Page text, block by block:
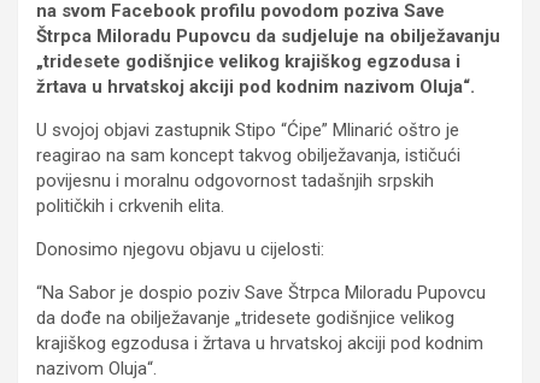
na svom Facebook profilu povodom poziva Save
Štrpca Miloradu Pupovcu da sudjeluje na obilježavanju
„tridesete godišnjice velikog krajiškog egzodusa i
žrtava u hrvatskoj akciji pod kodnim nazivom Oluja“.
U svojoj objavi zastupnik Stipo “Ćipe” Mlinarić oštro je
reagirao na sam koncept takvog obilježavanja, ističući
povijesnu i moralnu odgovornost tadašnjih srpskih
političkih i crkvenih elita.
Donosimo njegovu objavu u cijelosti:
“Na Sabor je dospio poziv Save Štrpca Miloradu Pupovcu
da dođe na obilježavanje „tridesete godišnjice velikog
krajiškog egzodusa i žrtava u hrvatskoj akciji pod kodnim
nazivom Oluja“.